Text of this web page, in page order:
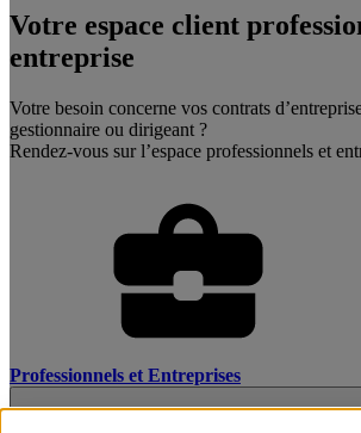
Votre espace client
entreprise
Votre besoin concerne vos contrats
gestionnaire ou dirigeant ?
Rendez-vous sur l’espace professionnels et
Professionnels et Entreprises